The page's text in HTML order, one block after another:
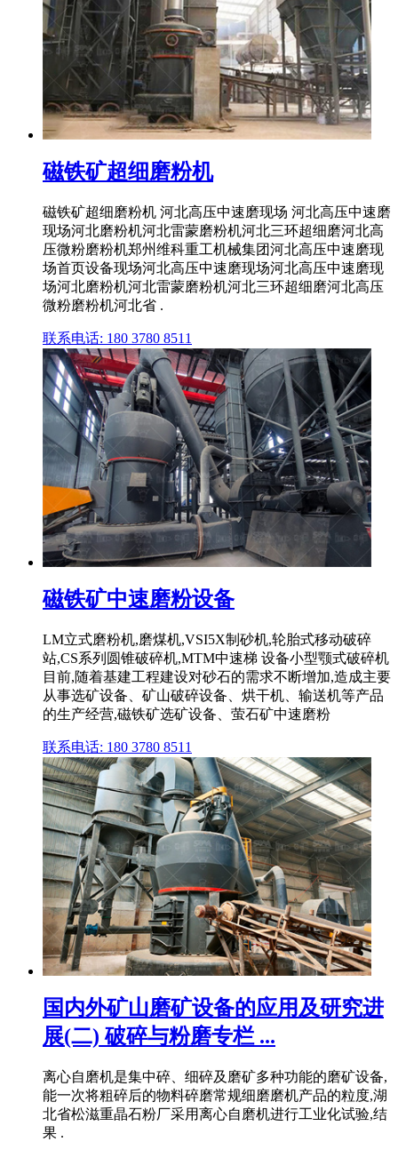
磁铁矿超细磨粉机
磁铁矿超细磨粉机 河北高压中速磨现场 河北高压中速磨
现场河北磨粉机河北雷蒙磨粉机河北三环超细磨河北高
压微粉磨粉机郑州维科重工机械集团河北高压中速磨现
场首页设备现场河北高压中速磨现场河北高压中速磨现
场河北磨粉机河北雷蒙磨粉机河北三环超细磨河北高压
微粉磨粉机河北省 .
联系电话: 180 3780 8511
磁铁矿中速磨粉设备
LM立式磨粉机,磨煤机,VSI5X制砂机,轮胎式移动破碎
站,CS系列圆锥破碎机,MTM中速梯 设备小型颚式破碎机
目前,随着基建工程建设对砂石的需求不断增加,造成主要
从事选矿设备、矿山破碎设备、烘干机、输送机等产品
的生产经营,磁铁矿选矿设备、萤石矿中速磨粉
联系电话: 180 3780 8511
国内外矿山磨矿设备的应用及研究进
展(二) 破碎与粉磨专栏 ...
离心自磨机是集中碎、细碎及磨矿多种功能的磨矿设备,
能一次将粗碎后的物料碎磨常规细磨磨机产品的粒度,湖
北省松滋重晶石粉厂采用离心自磨机进行工业化试验,结
果 .